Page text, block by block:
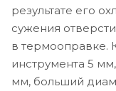
результате его
сужения
в термооправке.
инструмента 5
мм, больший